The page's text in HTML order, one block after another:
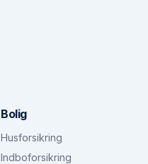
Bolig
Husforsikring
Indboforsikring